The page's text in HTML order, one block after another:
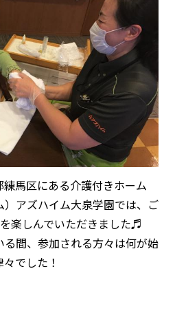
馬区にある介護付きホーム
）アズハイム大泉学園では、ご
楽しんでいただきました♬
間、参加される方々は何が始
でした！